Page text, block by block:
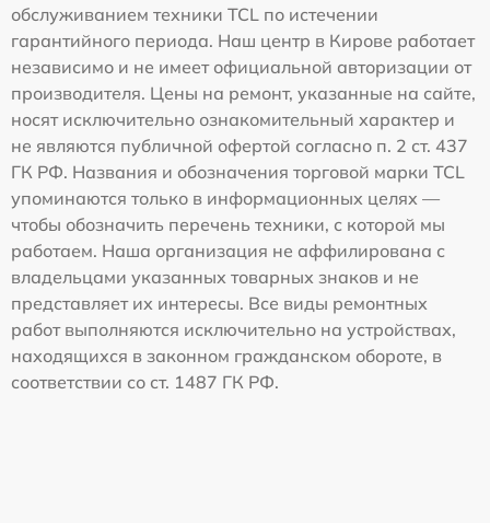
обслуживанием техники TCL по истечении
гарантийного периода. Наш центр в Кирове работает
независимо и не имеет официальной авторизации от
производителя. Цены на ремонт, указанные на сайте,
носят исключительно ознакомительный характер и
не являются публичной офертой согласно п. 2 ст. 437
ГК РФ. Названия и обозначения торговой марки TCL
упоминаются только в информационных целях —
чтобы обозначить перечень техники, с которой мы
работаем. Наша организация не аффилирована с
владельцами указанных товарных знаков и не
представляет их интересы. Все виды ремонтных
работ выполняются исключительно на устройствах,
находящихся в законном гражданском обороте, в
соответствии со ст. 1487 ГК РФ.